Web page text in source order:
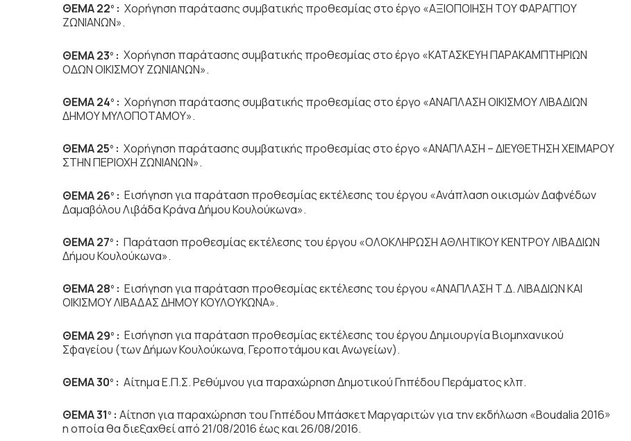
ΘΕΜΑ 22ο : Χορήγηση παράτασης συμβατικής προθεσμίας στο έργο «ΑΞΙΟΠΟΙΗΣΗ ΤΟΥ ΦΑΡΑΓΓΙΟΥ
ΖΩΝΙΑΝΩΝ».
ΘΕΜΑ 23ο : Χορήγηση παράτασης συμβατικής προθεσμίας στο έργο «ΚΑΤΑΣΚΕΥΗ ΠΑΡΑΚΑΜΠΤΗΡΙΩΝ
ΟΔΩΝ ΟΙΚΙΣΜΟΥ ΖΩΝΙΑΝΩΝ».
ΘΕΜΑ 24ο : Χορήγηση παράτασης συμβατικής προθεσμίας στο έργο «ΑΝΑΠΛΑΣΗ ΟΙΚΙΣΜΟΥ ΛΙΒΑΔΙΩΝ
ΔΗΜΟΥ ΜΥΛΟΠΟΤΑΜΟΥ».
ΘΕΜΑ 25ο : Χορήγηση παράτασης συμβατικής προθεσμίας στο έργο «ΑΝΑΠΛΑΣΗ – ΔΙΕΥΘΕΤΗΣΗ ΧΕΙΜΑΡΟΥ
ΣΤΗΝ ΠΕΡΙΟΧΗ ΖΩΝΙΑΝΩΝ».
ΘΕΜΑ 26ο : Εισήγηση για παράταση προθεσμίας εκτέλεσης του έργου «Ανάπλαση οικισμών Δαφνέδων
Δαμαβόλου Λιβάδα Κράνα Δήμου Κουλούκωνα».
ΘΕΜΑ 27ο : Παράταση προθεσμίας εκτέλεσης του έργου «ΟΛΟΚΛΗΡΩΣΗ ΑΘΛΗΤΙΚΟΥ ΚΕΝΤΡΟΥ ΛΙΒΑΔΙΩΝ
Δήμου Κουλούκωνα».
ΘΕΜΑ 28ο : Εισήγηση για παράταση προθεσμίας εκτέλεσης του έργου «ΑΝΑΠΛΑΣΗ Τ.Δ. ΛΙΒΑΔΙΩΝ ΚΑΙ
ΟΙΚΙΣΜΟΥ ΛΙΒΑΔΑΣ ΔΗΜΟΥ ΚΟΥΛΟΥΚΩΝΑ».
ΘΕΜΑ 29ο : Εισήγηση για παράταση προθεσμίας εκτέλεσης του έργου Δημιουργία Βιομηχανικού
Σφαγείου (των Δήμων Κουλούκωνα, Γεροποτάμου και Ανωγείων).
ΘΕΜΑ 30ο : Αίτημα Ε.Π.Σ. Ρεθύμνου για παραχώρηση Δημοτικού Γηπέδου Περάματος κλπ.
ΘΕΜΑ 31 ο : Αίτηση για παραχώρηση του Γηπέδου Μπάσκετ Μαργαριτών για την εκδήλωση «Boudalia 2016»
η οποία θα διεξαχθεί από 21/08/2016 έως και 26/08/2016.